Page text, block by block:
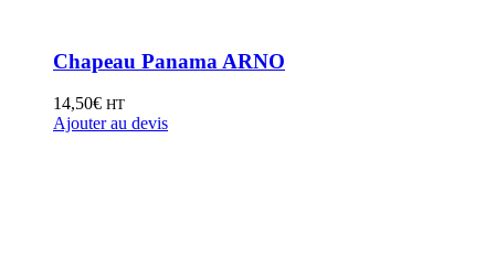
Chapeau Panama ARNO
14,50€ HT
Ajouter au devis